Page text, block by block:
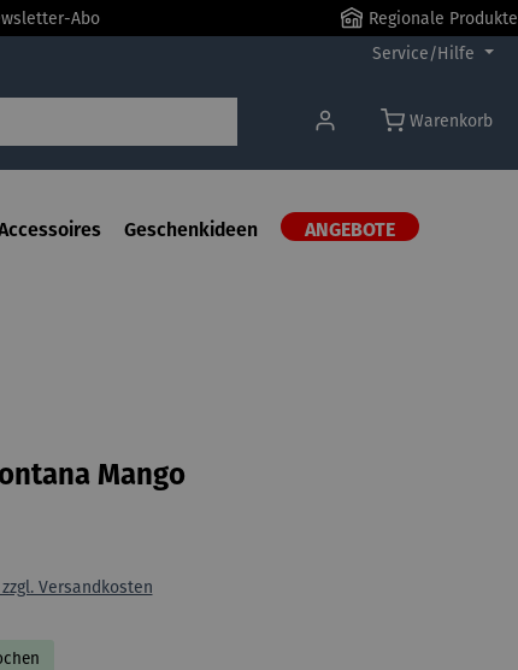
Abo
Regionale Produkte
Service/Hilfe
Warenkorb
Geschenkideen ANGEBOTE
Mango
Versandkosten